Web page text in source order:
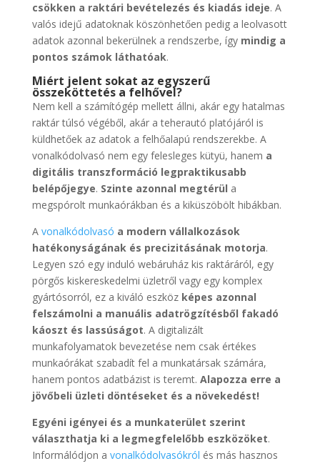
csökken a raktári bevételezés és kiadás ideje. A
valós idejű adatoknak köszönhetően pedig a leolvasott
adatok azonnal bekerülnek a rendszerbe, így mindig a
pontos számok láthatóak.
Miért jelent sokat az egyszerű
összeköttetés a felhővel?
Nem kell a számítógép mellett állni, akár egy hatalmas
raktár túlsó végéből, akár a teherautó platójáról is
küldhetőek az adatok a felhőalapú rendszerekbe. A
vonalkódolvasó nem egy felesleges kütyü, hanem a
digitális transzformáció legpraktikusabb
belépőjegye. Szinte azonnal megtérül a
megspórolt munkaórákban és a kiküszöbölt hibákban.
A vonalkódolvasó a modern vállalkozások
hatékonyságának és precizitásának motorja.
Legyen szó egy induló webáruház kis raktáráról, egy
pörgős kiskereskedelmi üzletről vagy egy komplex
gyártósorról, ez a kiváló eszköz képes azonnal
felszámolni a manuális adatrögzítésből fakadó
káoszt és lassúságot. A digitalizált
munkafolyamatok bevezetése nem csak értékes
munkaórákat szabadít fel a munkatársak számára,
hanem pontos adatbázist is teremt. Alapozza erre a
jövőbeli üzleti döntéseket és a növekedést!
Egyéni igényei és a munkaterület szerint
választhatja ki a legmegfelelőbb eszközöket.
Informálódjon a vonalkódolvasókról és más hasznos